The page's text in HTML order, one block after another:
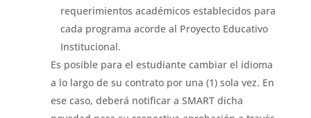
requerimientos académicos establecidos para
cada programa acorde al Proyecto Educativo
Institucional.
Es posible para el estudiante cambiar el idioma
a lo largo de su contrato por una (1) sola vez. En
ese caso, deberá notificar a SMART dicha